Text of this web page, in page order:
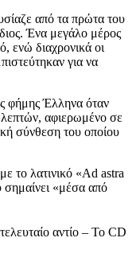
από τα πρώτα του
Ένα μεγάλο μέρος
ενώ διαχρονικά οι
για να
φήμης Έλληνα όταν
λεπτών, αφιερωμένο σε
σύνθεση του οποίου
το λατινικό «Ad astra
«μέσα από
αντίο – Το CD